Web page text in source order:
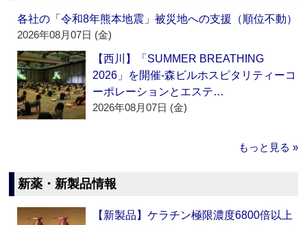
各社の「令和8年熊本地震」被災地への支援（順位不動）
2026年08月07日 (金)
【西川】「SUMMER BREATHING
2026」を開催‐森ビルホスピタリティーコ
ーポレーションとエステ…
2026年08月07日 (金)
もっと見る »
新薬・新製品情報
【新製品】ケラチン極限濃度6800倍以上